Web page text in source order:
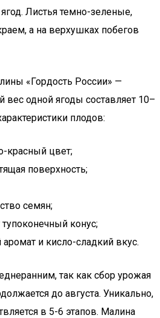
Листья темно-зеленые,
а на верхушках побегов
«Гордость России» —
одной ягоды составляет 10–
плодов:
красный цвет;
поверхность;
семян;
конус;
и кисло-сладкий вкус.
так как сбор урожая
до августа. Уникально,
в 5-6 этапов. Малина